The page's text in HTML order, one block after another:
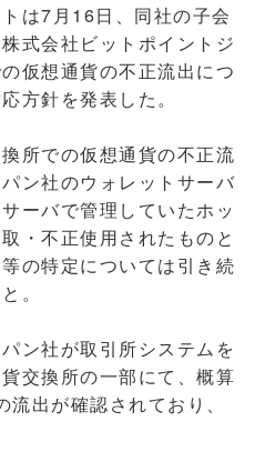
は7月16日、同社の子会
式会社ビットポイントジ
仮想通貨の不正流出につ
方針を発表した。
所での仮想通貨の不正流
ン社のウォレットサーバ
ーバで管理していたホッ
・不正使用されたものと
の特定については引き続
。
ン社が取引所システムを
交換所の一部にて、概算
出が確認されており、